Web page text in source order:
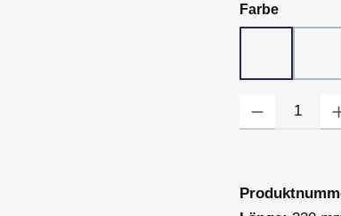
Farbe